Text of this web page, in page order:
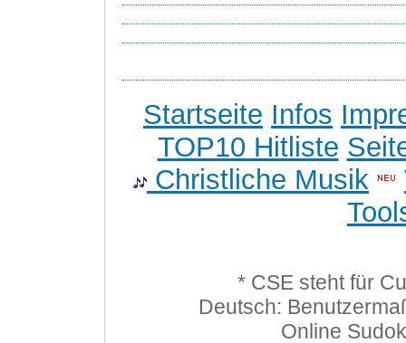
Startseite Infos
TOP10 Hitliste
Christliche Musik
* CSE steht für
Deutsch:
Online